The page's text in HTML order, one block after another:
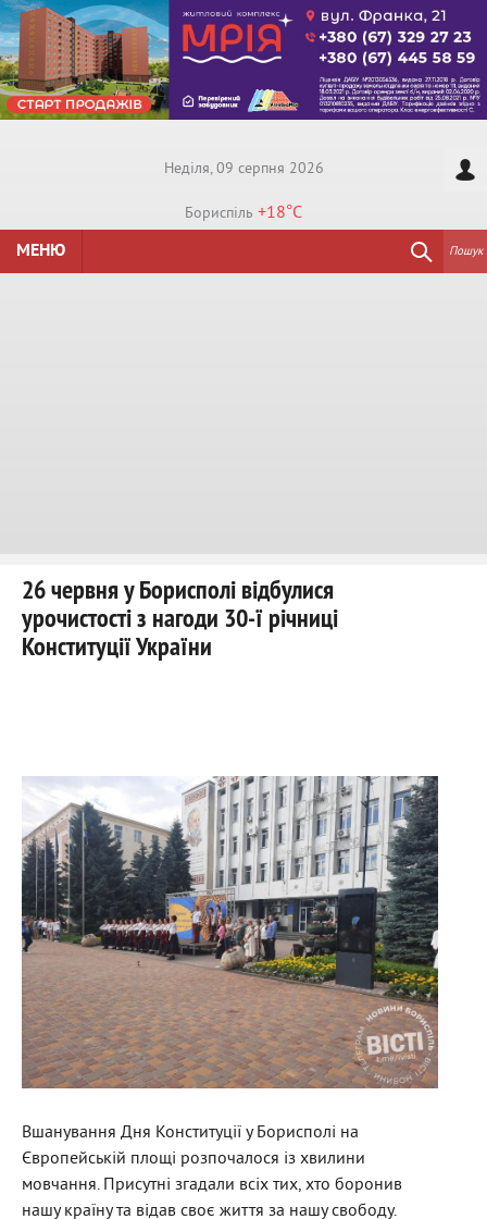
Недiля, 09 серпня 2026
Бориспiль +18°C
МЕНЮ
Пошук
26 червня у Борисполі відбулися
урочистості з нагоди 30-ї річниці
Конституції України
Вшанування Дня Конституції у Борисполі на
Європейській площі розпочалося із хвилини
мовчання. Присутні згадали всіх тих, хто боронив
нашу країну та відав своє життя за нашу свободу.